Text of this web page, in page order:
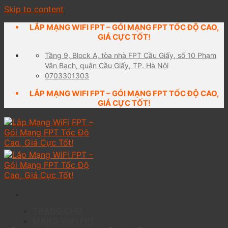
Skip to content
LẮP MẠNG WIFI FPT – GÓI MẠNG FPT TỐC ĐỘ CAO,
GIÁ CỰC TỐT!
Tầng 9, Block A, tòa nhà FPT Cầu Giấy, số 10 Phạm
Văn Bạch, quận Cầu Giấy, TP. Hà Nội
0703301303
LẮP MẠNG WIFI FPT – GÓI MẠNG FPT TỐC ĐỘ CAO,
GIÁ CỰC TỐT!